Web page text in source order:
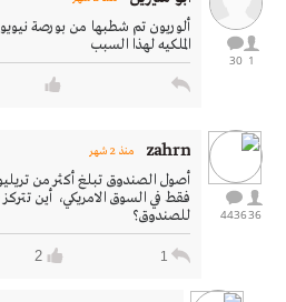
1
30
ألوريون تم شطبها من بورصة
الملكيه لهذا السبب
36
4436
zahrn منذ 2 شهر
فقط في السوق الامريكي، أين تتركز
للصندوق؟
1
2